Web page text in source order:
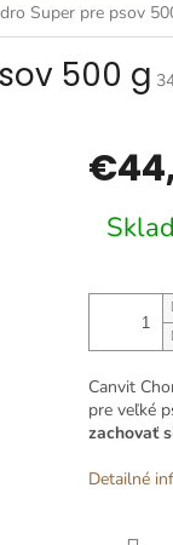
Super pre psov
500 g
cena:
Canvit
pre veľké
zachovať
Detailné